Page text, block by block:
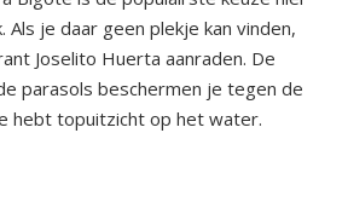
Als je daar geen plekje kan vinden,
Joselito Huerta aanraden. De
parasols beschermen je tegen de
hebt topuitzicht op het water.